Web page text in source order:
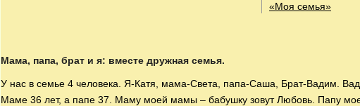
«Моя семья»
Мама, папа, брат и я: вместе дружная семья.
У нас в семье 4 человека. Я-Катя, мама-Света, папа-Саша, Брат-Вадим.
Маме 36 лет, а папе 37. Маму моей мамы – бабушку зовут Любовь. Папу